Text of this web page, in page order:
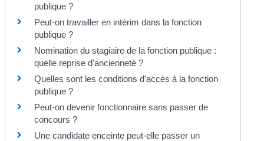
publique ?
Peut-on travailler en intérim dans la fonction
publique ?
Nomination du stagiaire de la fonction publique :
quelle reprise d'ancienneté ?
Quelles sont les conditions d'accès à la fonction
publique ?
Peut-on devenir fonctionnaire sans passer de
concours ?
Une candidate enceinte peut-elle passer un